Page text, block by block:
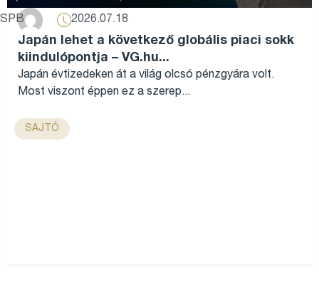
SPB 2026.07.18
Japán lehet a következő globális piaci sokk
kiindulópontja – VG.hu...
Japán évtizedeken át a világ olcsó pénzgyára volt.
Most viszont éppen ez a szerep...
SAJTÓ